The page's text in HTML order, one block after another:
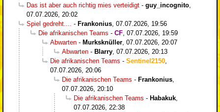
Das ist aber auch richtig mies verteidigt - guy_incognito
07.07.2026, 20:02
Spiel gedreht....
- Frankonius 07.07.2026, 19:56
Die afrikanischen Teams - CF 07.07.2026, 19:59
Abwarten - Murksknüller 07.07.2026, 20:07
Abwarten - Blarry 07.07.2026, 20:13
Die afrikanischen Teams - Sentinel2150
07.07.2026, 20:06
Die afrikanischen Teams - Frankonius
07.07.2026, 20:10
Die afrikanischen Teams - Habakuk
07.07.2026, 22:38